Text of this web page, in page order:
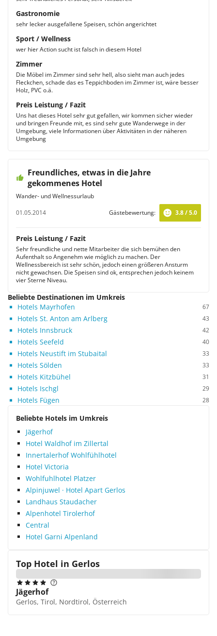
Gastronomie
sehr lecker ausgefallene Speisen, schön angerichtet
Sport / Wellness
wer hier Action sucht ist falsch in diesem Hotel
Zimmer
Die Möbel im Zimmer sind sehr hell, also sieht man auch jedes
Fleckchen, schade das es Teppichboden im Zimmer ist, wäre besser
Holz, PVC o.ä.
Preis Leistung / Fazit
Uns hat dieses Hotel sehr gut gefallen, wir kommen sicher wieder
und bringen Freunde mit, es sind sehr gute Wanderwege in der
Umgebung, viele Informationen über Aktivitäten in der näheren
Umgebung
Freundliches, etwas in die Jahre
gekommenes Hotel
Wander- und Wellnessurlaub
01.05.2014
Gästebewertung: 3.8 / 5.0
Preis Leistung / Fazit
Sehr freundliche und nette Mitarbeiter die sich bemühen den
Aufenthalt so Angenehm wie möglich zu machen. Der
Wellnessbereich ist sehr schön, jedoch einen größeren Ansturm
nicht gewachsen. Die Speisen sind ok, entsprechen jedoch keinem
vier Sterne Niveau.
Beliebte Destinationen im Umkreis
Hotels Mayrhofen
67
Hotels St. Anton am Arlberg 43
Hotels Innsbruck 42
Hotels Seefeld 40
Hotels Neustift im Stubaital 33
Hotels Sölden 33
Hotels Kitzbühel 31
Hotels Ischgl 29
Hotels Fügen 28
Beliebte Hotels im Umkreis
Jägerhof
Hotel Waldhof im Zillertal
Innertalerhof Wohlfühlhotel
Hotel Victoria
Wohlfuhlhotel Platzer
Alpinjuwel · Hotel Apart Gerlos
Landhaus Staudacher
Alpenhotel Tirolerhof
Central
Hotel Garni Alpenland
Top Hotel in Gerlos
Jägerhof
Gerlos, Tirol, Nordtirol, Österreich